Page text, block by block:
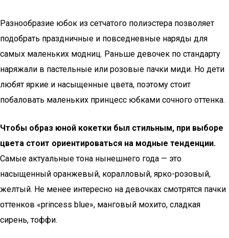
Разнообразие юбок из сетчатого полиэстера позволяет
подобрать праздничные и повседневные наряды для
самых маленьких модниц. Раньше девочек по стандарту
наряжали в пастельные или розовые пачки миди. Но дети
любят яркие и насыщенные цвета, поэтому стоит
побаловать маленьких принцесс юбками сочного оттенка.
Чтобы образ юной кокетки был стильным, при выборе
цвета стоит ориентироваться на модные тенденции.
Самые актуальные тона нынешнего года — это
насыщенный оранжевый, коралловый, ярко-розовый,
желтый. Не менее интересно на девочках смотрятся пачки
оттенков «рrincess blue», манговый мохито, сладкая
сирень, тоффи.